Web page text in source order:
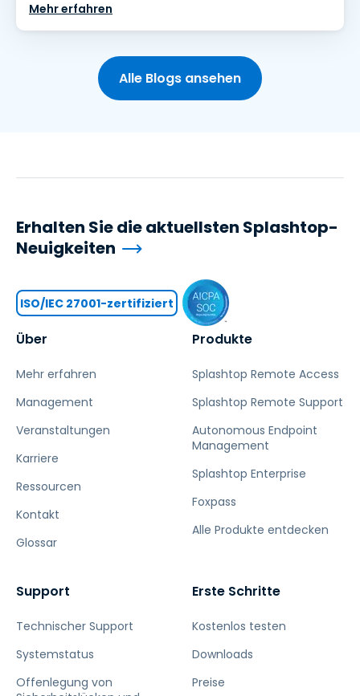
Mehr erfahren
Alle Blogs ansehen
Über
Mehr erfahren
Management
Veranstaltungen
Karriere
Ressourcen
Kontakt
Glossar
Produkte
Splashtop Remote Access
Splashtop Remote Support
Autonomous Endpoint
Management
Splashtop Enterprise
Foxpass
Alle Produkte entdecken
Support
Technischer Support
Systemstatus
Offenlegung von
Erste Schritte
Kostenlos testen
Downloads
Preise
Erhalten Sie die aktuellsten Splashtop-
Neuigkeiten
ISO/IEC 27001-zertifiziert